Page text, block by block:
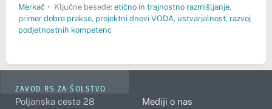
Merkač • Ključne besede: etično in trajnostno razmišljanje,
primer dobre prakse, projektni dnevi VODA, ustvarjalnost, razvoj
podjetnostnih kompetenc
ZAVOD RS ZA ŠOLSTVO
Poljanska cesta 28
Mediji o nas